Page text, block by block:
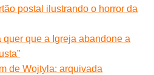
postal ilustrando o horror da
quer que a Igreja abandone a
de Wojtyla: arquivada